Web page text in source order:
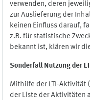
verwenden, deren
zur Auslieferung der
keinen Einfluss darauf,
z.B. für statistische
bekannt ist, klären wir
Sonderfall Nutzung der
Mithilfe der LTI-Aktivität
der Liste der Aktivitäten